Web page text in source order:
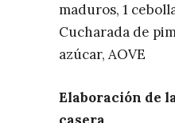
maduros, 1
Cucharada de
azúcar, AOVE
Elaboración de